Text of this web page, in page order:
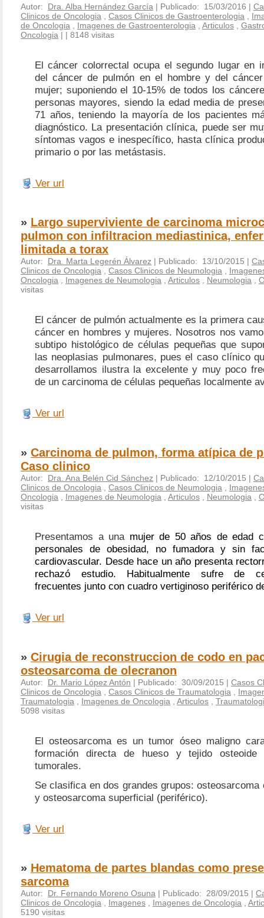
Autor: Dra. Alba Hernández García | Publicado: 15/03/2016 |
Clinicos de Oncologia
Casos Clinicos de Gastroenterologia
de Oncologia
Imagenes de Gastroenterologia Articulos
Oncologia | | 8148 visitas
El cáncer colorrectal ocupa el segundo lugar en
del cáncer de pulmón en el hombre y del
mujer; suponiendo el 10-15% de todos los
personas mayores, siendo la edad media de
71 años, teniendo la mayoría de los pacientes
diagnóstico. La presentación clínica, puede ser
síntomas vagos e inespecífico, hasta clínica
primario o por las metástasis.
Ver url
» Largo superviviente de carcinoma
pulmon con infiltracion mediastinica,
limitada a torax
Autor: Dra. Marta Legerén Álvarez | Publicado: 13/10/2015 |
Clinicos de Oncologia , Casos Clinicos de Neumologia ,
Oncologia , Imagenes de Neumologia , Articulos , Neumologia ,
visitas
El cáncer de pulmón actualmente es la primera
cáncer en hombres y mujeres. Nosotros nos
subtipo histológico de células pequeñas que
las neoplasias pulmonares, pues el caso clínico
desarrollamos ilustra la excelente y muy poco
de un carcinoma de células pequeñas localmente
Ver url
» Carcinoma de pulmon, forma atípica de
Caso clinico
Autor: Dra. Ana Belén Cid Sánchez | Publicado: 12/10/2015 |
Clinicos de Oncologia
Casos Clinicos de Neumologia
Oncologia
Imagenes de Neumologia Articulos Neumologia
visitas
Presentamos a una mujer de 50 años de edad
personales de obesidad,
no fumadora y sin
cardiovascular. Desde hace un año presenta
rechazó estudio. Habitualmente sufre de
frecuentes junto con cuadro vertiginoso periférico
Ver url
» Cirugia de reconstruccion de codo en
osteosarcoma de olecranon
Autor: Dr. Mario López Antón | Publicado: 30/09/2015 | Casos
Clinicos de Oncologia
Casos Clinicos de Traumatologia
Traumatologia
Imagenes de Oncologia Articulos
5098 visitas
El osteosarcoma es un tumor óseo maligno
formación directa de hueso y tejido
tumorales.
Se clasifica en dos grandes grupos: osteosarcoma
y osteosarcoma superficial (periférico).
Ver url
» Hematoma de partes blandas como
sarcoma
Autor: Dr. Fernando Moreno Osuna | Publicado: 28/09/2015 |
Clinicos de Oncologia
Imagenes Imagenes de Oncologia
5190 visitas